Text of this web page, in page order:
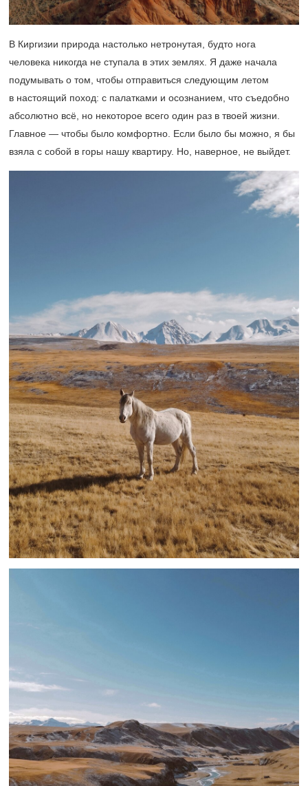
В Киргизии природа настолько нетронутая, будто нога
человека никогда не ступала в этих землях. Я даже начала
подумывать о том, чтобы отправиться следующим летом
в настоящий поход: с палатками и осознанием, что съедобно
абсолютно всё, но некоторое всего один раз в твоей жизни.
Главное — чтобы было комфортно. Если было бы можно, я бы
взяла с собой в горы нашу квартиру. Но, наверное, не выйдет.